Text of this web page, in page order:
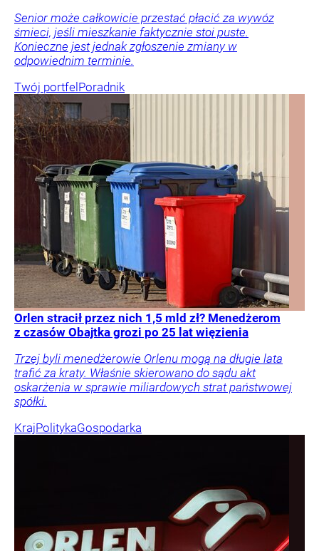
Senior może całkowicie przestać płacić za wywóz
śmieci, jeśli mieszkanie faktycznie stoi puste.
Konieczne jest jednak zgłoszenie zmiany w
odpowiednim terminie.
Twój portfel Poradnik
Orlen stracił przez nich 1,5 mld zł? Menedżerom
z czasów Obajtka grozi po 25 lat więzienia
Trzej byli menedżerowie Orlenu mogą na długie lata
trafić za kraty. Właśnie skierowano do sądu akt
oskarżenia w sprawie miliardowych strat państwowej
spółki.
KrajPolitykaGospodarka